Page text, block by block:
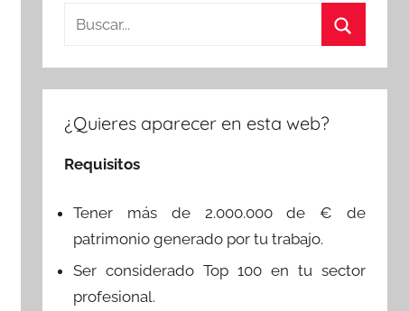
Buscar:
¿Quieres aparecer en esta web?
Requisitos
Tener más de 2.000.000 de € de
patrimonio generado por tu trabajo.
Ser considerado Top 100 en tu sector
profesional.